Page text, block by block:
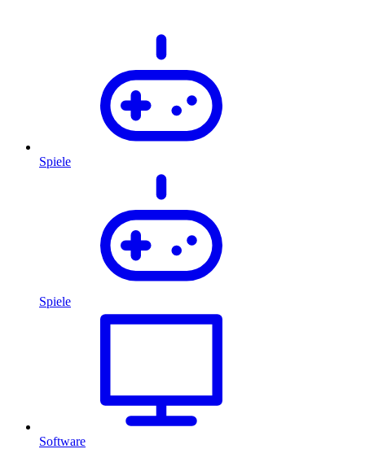
Spiele
Spiele
Software